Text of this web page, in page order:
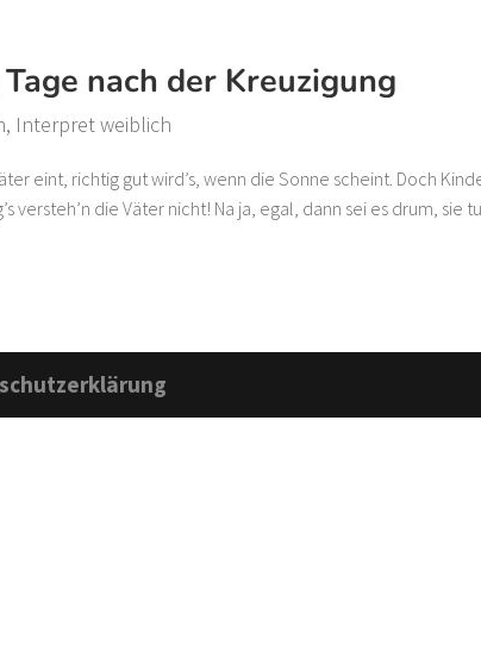
nach der Kreuzigung
, Interpret weiblich
eint, richtig gut wird’s, wenn die Sonne scheint. Doch
versteh’n die Väter nicht! Na ja, egal, dann sei es drum,